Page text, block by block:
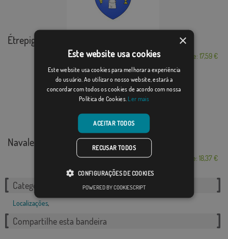
Étrepigney
Desde: 17,59 €
Navaleno
Desde: 18,37 €
Categorias relacionadas:
Localizações,
Compartilhe esta bandeira
×
Este website usa cookies
Este website usa cookies para melhorar a experiência
do usuário. Ao utilizar o nosso website, estará a
concordar com todos os cookies de acordo com nossa
Política de Cookies. Ler mais
ACEITAR TODOS
RECUSAR TODOS
CONFIGURAÇÕES DE COOKIES
POWERED BY COOKIESCRIPT